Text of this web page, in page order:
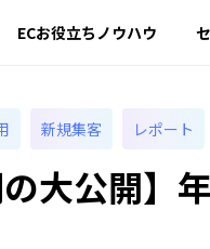
ECお役立ちノウハウ
新規集客 レポート
の大公開